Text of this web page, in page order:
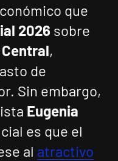
que
2026 sobre
,
de
Sin embargo,
Eugenia
es que el
al atractivo